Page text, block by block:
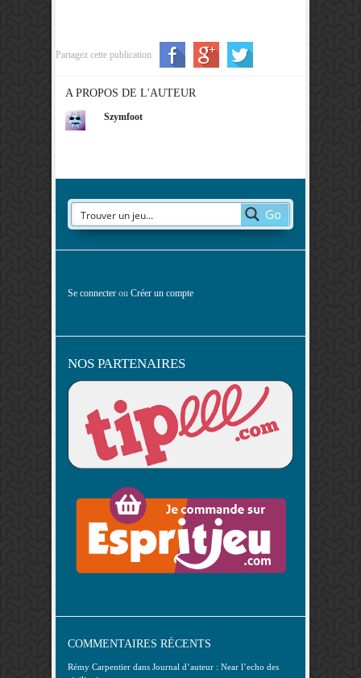
Partagez cette publication
A PROPOS DE L'AUTEUR
Szymfoot
Go
Se connecter ou Créer un compte
NOS PARTENAIRES
COMMENTAIRES RÉCENTS
Rémy Carpentier dans Journal d’auteur : Near l’echo des